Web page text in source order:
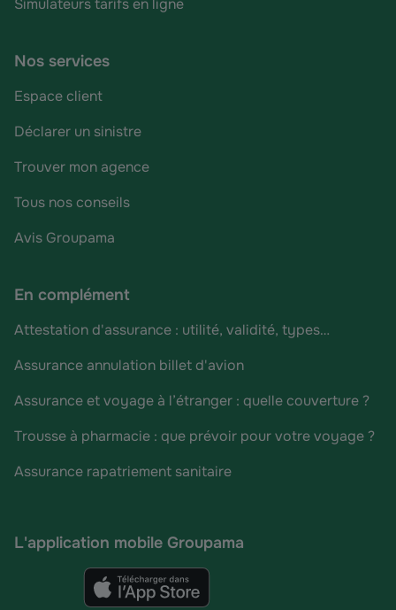
Simulateurs tarifs en ligne
Nos services
Espace client
Déclarer un sinistre
Trouver mon agence
Tous nos conseils
Avis Groupama
En complément
Attestation d'assurance : utilité, validité, types…
Assurance annulation billet d'avion
Assurance et voyage à l’étranger : quelle couverture ?
Trousse à pharmacie : que prévoir pour votre voyage ?
Assurance rapatriement sanitaire
L'application mobile Groupama